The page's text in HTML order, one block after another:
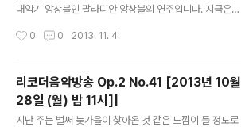
또는 세이라디오 설치 후 '리코더 음악방송' 검색. 세이라디
윈앰프의 열기(ADD)-> URL 추가에 붙여넣기. 선택..
대악기 앙상블인 팔라디안 앙상블의 연주입니다. 지금은
던 당시 청중들은 그들의 음악 덕분에 행복에 겨워 했었지
첼 포저의 바이올린 음색을 지금도 잊지 못할 겁니다. 추억
의 책장을 넘기듯 오늘 그들과 만나 봅니다. 오늘 밤 11시에
뵈요~ ● 방송일시 : 2013년 11월 4일 (월) 밤 11시 ● 청
취방법 : 선택 ① 아래 세이라디오 플레이 버튼 누르기. 또
0 0 2013. 11. 4.
리코더음악방송 Op.2 No.41 [2013년 10월
28일 (월) 밤 11시]|
지난 주는 벌써 늦가을이 찾아온 것 같은 느낌이 들 정도로